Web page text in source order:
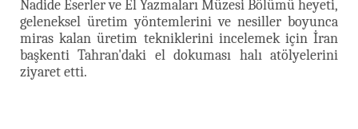
Nadide Eserler ve El Yazmaları Müzesi Bölümü heyeti,
geleneksel üretim yöntemlerini ve nesiller boyunca
miras kalan üretim tekniklerini incelemek için İran
başkenti Tahran'daki el dokuması halı atölyelerini
ziyaret etti.